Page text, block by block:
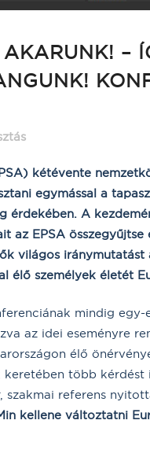
–
kétévente
egymással a
érdekében. A
az EPSA
világos iránymutatást
élő személyek életét
mindig
az idei eseményre
élő
több kérdést
szakmai referens
kellene változtatni